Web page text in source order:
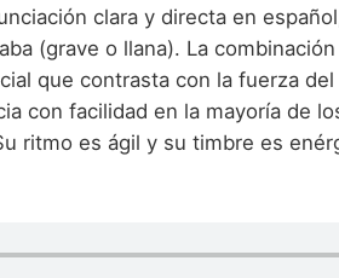
clara y directa en
(grave o llana). La
que contrasta con la fuerza
con facilidad en la mayoría de
ritmo es ágil y su timbre es